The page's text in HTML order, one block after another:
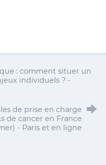
: comment situer un
individuels ? -
de prise en charge
de cancer en France
- Paris et en ligne